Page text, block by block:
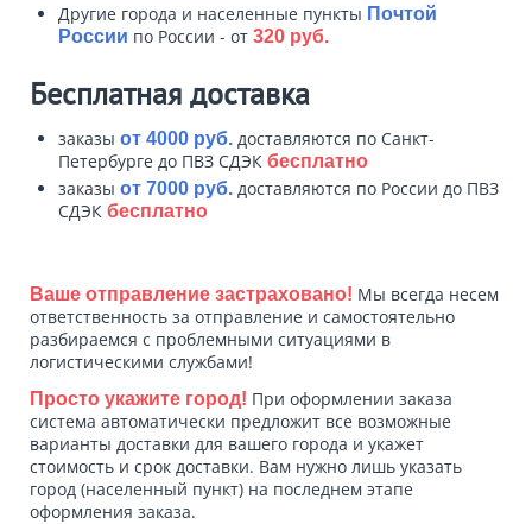
Другие города и населенные пункты Почтой
России по России - от 320 руб.
Бесплатная доставка
заказы от 4000 руб. доставляются по Санкт-
Петербурге до ПВЗ СДЭК бесплатно
заказы от 7000 руб. доставляются по России до ПВЗ
СДЭК бесплатно
Ваше отправление застраховано! Мы всегда несем
ответственность за отправление и самостоятельно
разбираемся с проблемными ситуациями в
логистическими службами!
Просто укажите город! При оформлении заказа
система автоматически предложит все возможные
варианты доставки для вашего города и укажет
стоимость и срок доставки. Вам нужно лишь указать
город (населенный пункт) на последнем этапе
оформления заказа.